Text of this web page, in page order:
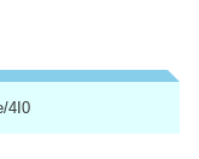
4I0